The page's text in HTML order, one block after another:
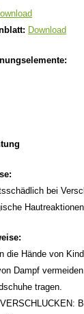
Download
bei
die Hände von
Dampf
tragen.